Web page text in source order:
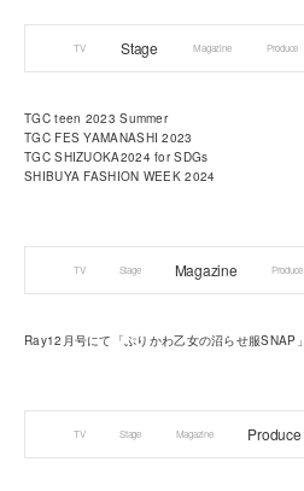
TV Stage Magazine Produce
TGC teen 2023 Summer
TGC FES YAMANASHI 2023
TGC SHIZUOKA2024 for SDGs
SHIBUYA FASHION WEEK 2024
TV Stage Magazine Produce
Ray12月号にて「ぷりかわ乙女の沼らせ服SNAP」
TV Stage Magazine Produce